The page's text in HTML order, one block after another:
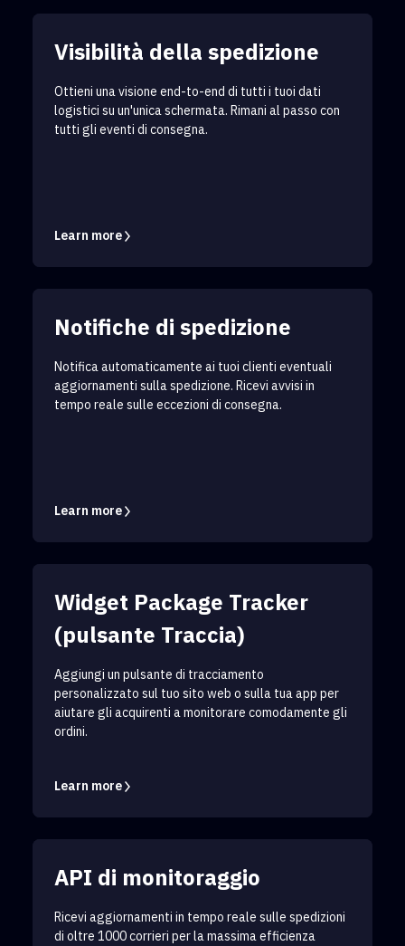
Visibilità della spedizione
Ottieni una visione end-to-end di tutti i tuoi dati
logistici su un'unica schermata. Rimani al passo con
tutti gli eventi di consegna.
Learn more
Notifiche di spedizione
Notifica automaticamente ai tuoi clienti eventuali
aggiornamenti sulla spedizione. Ricevi avvisi in
tempo reale sulle eccezioni di consegna.
Learn more
Widget Package Tracker
(pulsante Traccia)
Aggiungi un pulsante di tracciamento
personalizzato sul tuo sito web o sulla tua app per
aiutare gli acquirenti a monitorare comodamente gli
ordini.
Learn more
API di monitoraggio
Ricevi aggiornamenti in tempo reale sulle spedizioni
di oltre 1000 corrieri per la massima efficienza